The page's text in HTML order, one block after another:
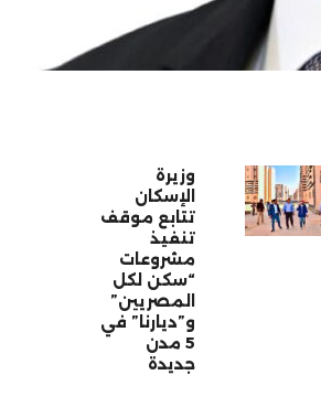
وزيرة
الإسكان
تتابع موقف
تنفيذ
مشروعات
“سكن لكل
المصريين”
و”ديارنا” في
5 مدن
جديدة